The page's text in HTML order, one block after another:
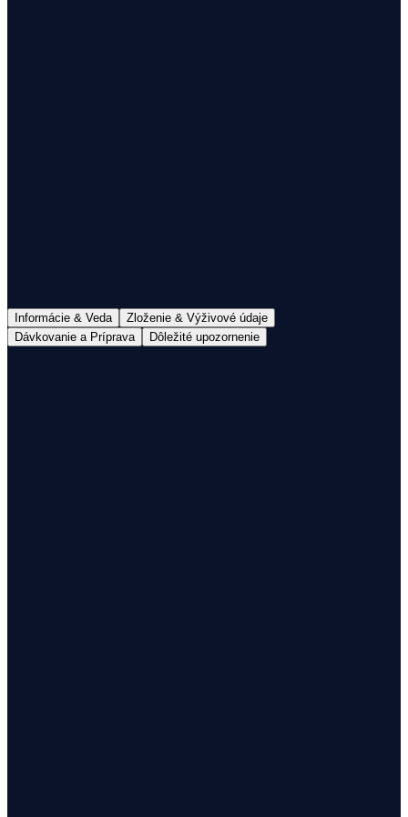
Informácie & Veda
Zloženie & Výživové údaje
Dávkovanie a Príprava
Dôležité upozornenie